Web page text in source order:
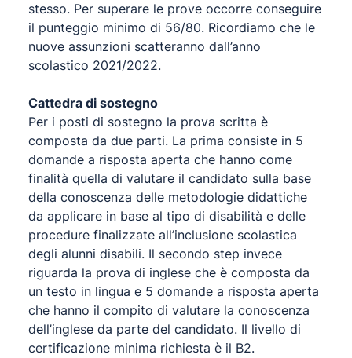
stesso. Per superare le prove occorre conseguire
il punteggio minimo di 56/80. Ricordiamo che le
nuove assunzioni scatteranno dall’anno
scolastico 2021/2022.
Cattedra di sostegno
Per i posti di sostegno la prova scritta è
composta da due parti. La prima consiste in 5
domande a risposta aperta che hanno come
finalità quella di valutare il candidato sulla base
della conoscenza delle metodologie didattiche
da applicare in base al tipo di disabilità e delle
procedure finalizzate all’inclusione scolastica
degli alunni disabili. Il secondo step invece
riguarda la prova di inglese che è composta da
un testo in lingua e 5 domande a risposta aperta
che hanno il compito di valutare la conoscenza
dell’inglese da parte del candidato. Il livello di
certificazione minima richiesta è il B2.